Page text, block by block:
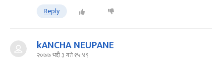
Reply
kANCHA NEUPANE
२०७७ भदौ ३ गते १५:४९